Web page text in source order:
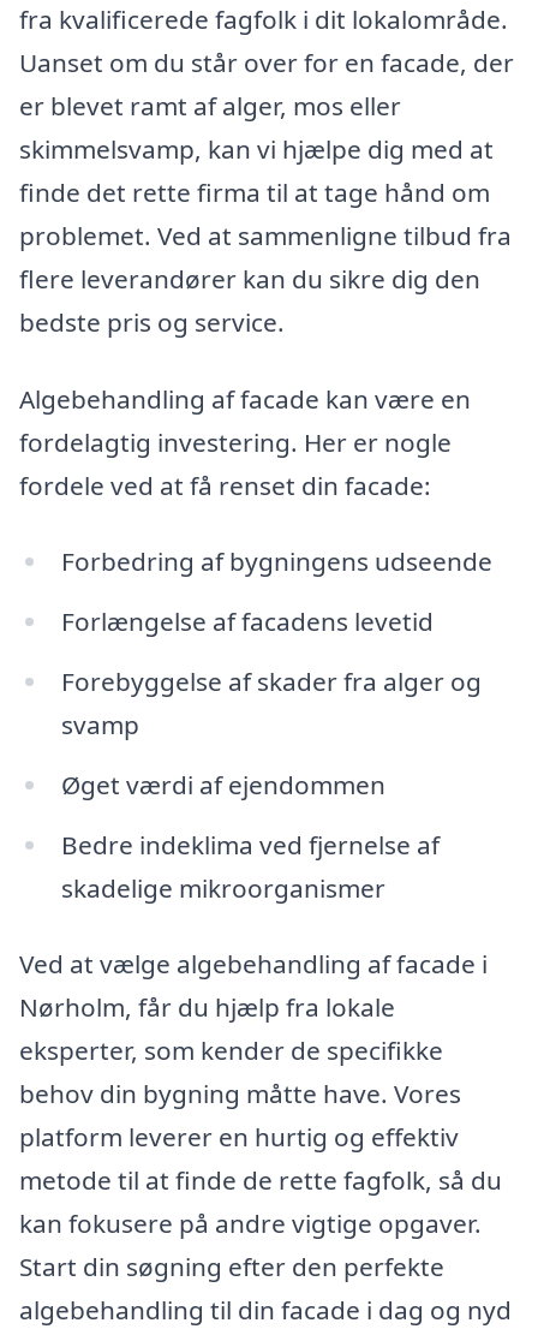
fra kvalificerede fagfolk i dit lokalområde.
Uanset om du står over for en facade, der
er blevet ramt af alger, mos eller
skimmelsvamp, kan vi hjælpe dig med at
finde det rette firma til at tage hånd om
problemet. Ved at sammenligne tilbud fra
flere leverandører kan du sikre dig den
bedste pris og service.
Algebehandling af facade kan være en
fordelagtig investering. Her er nogle
fordele ved at få renset din facade:
Forbedring af bygningens udseende
Forlængelse af facadens levetid
Forebyggelse af skader fra alger og
svamp
Øget værdi af ejendommen
Bedre indeklima ved fjernelse af
skadelige mikroorganismer
Ved at vælge algebehandling af facade i
Nørholm, får du hjælp fra lokale
eksperter, som kender de specifikke
behov din bygning måtte have. Vores
platform leverer en hurtig og effektiv
metode til at finde de rette fagfolk, så du
kan fokusere på andre vigtige opgaver.
Start din søgning efter den perfekte
algebehandling til din facade i dag og nyd